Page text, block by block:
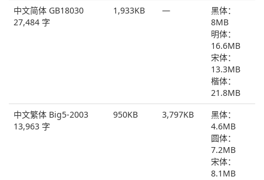
中文简体 GB18030
27,484 字
1,933KB ―
黑体：
8MB
明体：
16.6MB
宋体：
13.3MB
楷体：
21.8MB
中文繁体 Big5-2003
13,963 字
950KB 3,797KB
黑体：
4.6MB
圆体：
7.2MB
宋体：
8.1MB